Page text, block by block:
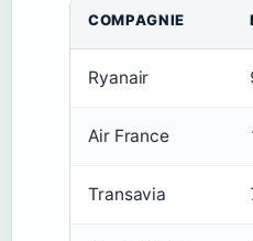
COMPAGNIE
Ryanair
Air France
Transavia